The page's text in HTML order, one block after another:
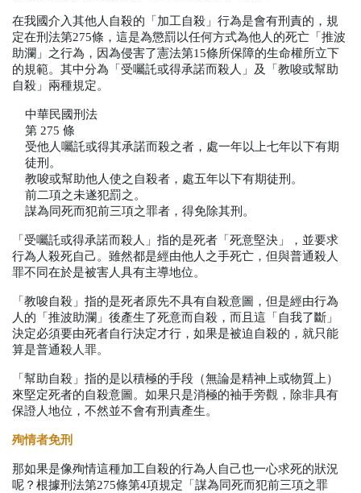
在我國介入其他人自殺的「加工自殺」行為是會有刑責的，規
定在刑法第275條，這是為懲罰以任何方式為他人的死亡「推波
助瀾」之行為，因為侵害了憲法第15條所保障的生命權所立下
的規範。其中分為「受囑託或得承諾而殺人」 及「教唆或幫助
自殺」兩種規定。
中華民國刑法
第 275 條
受他人囑託或得其承諾而殺之者，處一年以上七年以下有期
徒刑。
教唆或幫助他人使之自殺者，處五年以下有期徒刑。
前二項之未遂犯罰之。
謀為同死而犯前三項之罪者，得免除其刑。
「受囑託或得承諾而殺人」指的是死者「死意堅決」，並要求
行為人殺死自己。雖然都是經由他人之手死亡，但與普通殺人
罪不同在於是被害人具有主導地位。
「教唆自殺」 指的是死者原先不具有自殺意圖，但是經由行為
人的「推波助瀾」後產生了死意而自殺，而且這「自我了斷」
決定必須要由死者自行決定才行，如果是被迫自殺的，就只能
算是普通殺人罪。
「幫助自殺」 指的是以積極的手段（無論是精神上或物質上）
來堅定死者的自殺意圖。如果只是消極的袖手旁觀，除非具有
保證人地位，不然並不會有刑責產生。
殉情者免刑
那如果是像殉情這種加工自殺的行為人自己也一心求死的狀況
呢？根據刑法第275條第4項規定「謀為同死而犯前三項之罪